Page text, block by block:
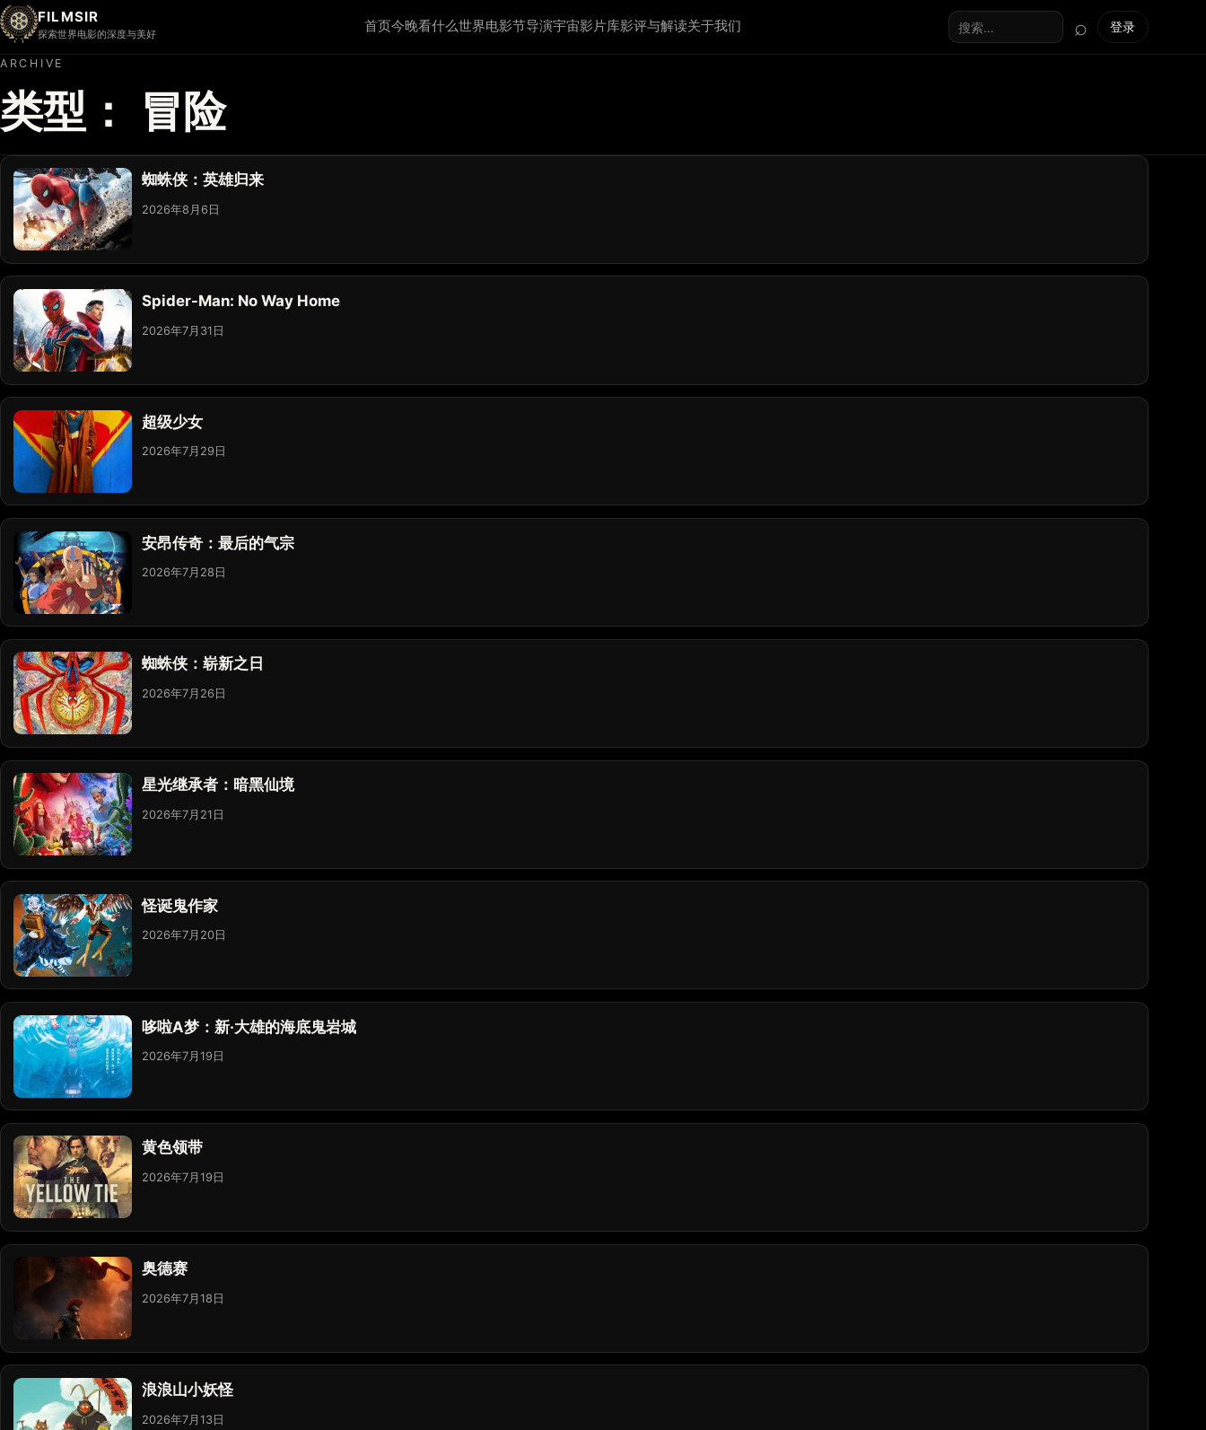
FILMSIR
探索世界电影的深度与美好 首页今晚看什么世界电影节导演宇宙影片库影评与解读关于我们
搜索全站
⌕ 登录
ARCHIVE
类型： 冒险
蜘蛛侠：英雄归来
2026年8月6日
Spider-Man: No Way Home
2026年7月31日
超级少女
2026年7月29日
安昂传奇：最后的气宗
2026年7月28日
蜘蛛侠：崭新之日
2026年7月26日
星光继承者：暗黑仙境
2026年7月21日
怪诞鬼作家
2026年7月20日
哆啦A梦：新·大雄的海底鬼岩城
2026年7月19日
黄色领带
2026年7月19日
奥德赛
2026年7月18日
浪浪山小妖怪
2026年7月13日